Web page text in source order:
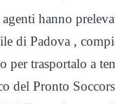
hanno
di Padova ,
per trasportalo a
del Pronto